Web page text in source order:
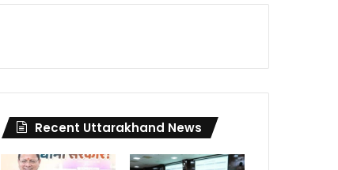
Recent Uttarakhand News